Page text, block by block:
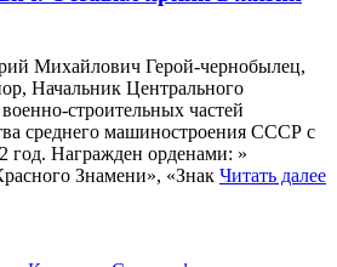
Михайлович Герой-чернобылец,
Начальник Центрального
строительных частей
среднего машиностроения СССР с
год. Награжден орденами: »
Знамени», «Знак Читать далее